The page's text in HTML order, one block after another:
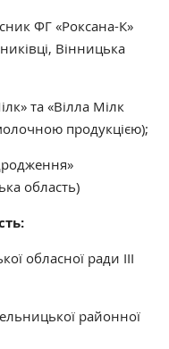
ФГ «Роксана-К»
Вінницька
та «Вілла Мілк
продукцією);
область)
обласної ради ІІІ
районної